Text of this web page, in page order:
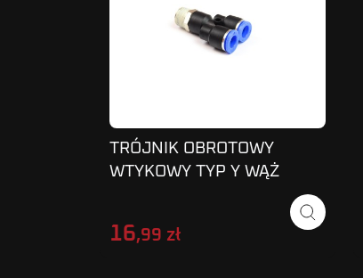
TRÓJNIK OBROTOWY
WTYKOWY TYP Y WĄŻ
16,99 zł